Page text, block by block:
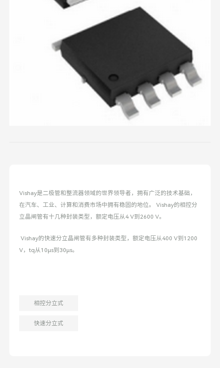
Vishay是二极管和整流器领域的世界领导者，拥有广泛的技术基础，
在汽车、工业、计算和消费市场中拥有稳固的地位。 Vishay的相控分
立晶闸管有十几种封装类型，额定电压从4 V到2600 V。
Vishay的快速分立晶闸管有多种封装类型，额定电压从400 V到1200
V，tq从10µs到30µs。
相控分立式
快速分立式